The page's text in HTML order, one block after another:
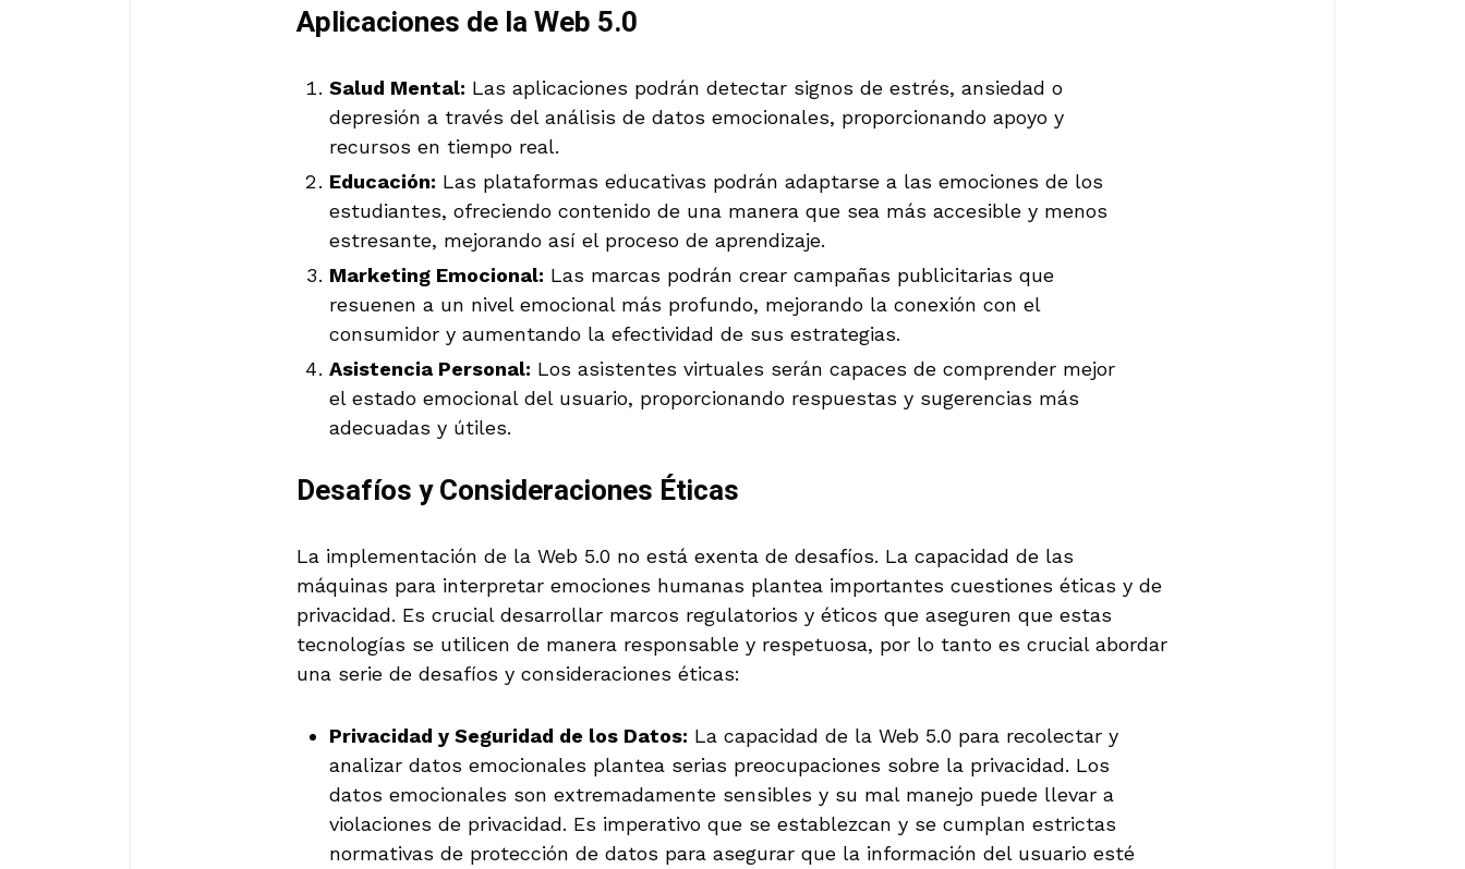
Aplicaciones de la Web 5.0
Salud Mental: Las aplicaciones podrán detectar signos de estrés, ansiedad o
depresión a través del análisis de datos emocionales, proporcionando apoyo y
recursos en tiempo real.
Educación: Las plataformas educativas podrán adaptarse a las emociones de los
estudiantes, ofreciendo contenido de una manera que sea más accesible y menos
estresante, mejorando así el proceso de aprendizaje.
Marketing Emocional: Las marcas podrán crear campañas publicitarias que
resuenen a un nivel emocional más profundo, mejorando la conexión con el
consumidor y aumentando la efectividad de sus estrategias.
Asistencia Personal: Los asistentes virtuales serán capaces de comprender mejor
el estado emocional del usuario, proporcionando respuestas y sugerencias más
adecuadas y útiles.
Desafíos y Consideraciones Éticas
La implementación de la Web 5.0 no está exenta de desafíos. La capacidad de las
máquinas para interpretar emociones humanas plantea importantes cuestiones éticas y de
privacidad. Es crucial desarrollar marcos regulatorios y éticos que aseguren que estas
tecnologías se utilicen de manera responsable y respetuosa, por lo tanto es crucial abordar
una serie de desafíos y consideraciones éticas:
Privacidad y Seguridad de los Datos: La capacidad de la Web 5.0 para recolectar y
analizar datos emocionales plantea serias preocupaciones sobre la privacidad. Los
datos emocionales son extremadamente sensibles y su mal manejo puede llevar a
violaciones de privacidad. Es imperativo que se establezcan y se cumplan estrictas
normativas de protección de datos para asegurar que la información del usuario esté